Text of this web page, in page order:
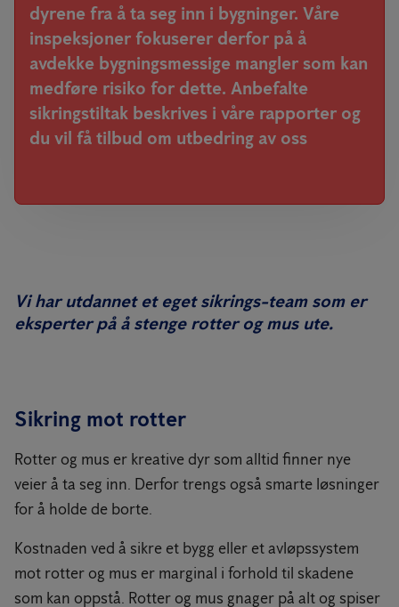
dyrene fra å ta seg inn i bygninger. Våre
inspeksjoner fokuserer derfor på å
avdekke bygningsmessige mangler som kan
medføre risiko for dette. Anbefalte
sikringstiltak beskrives i våre rapporter og
du vil få tilbud om utbedring av oss
Vi har utdannet et eget sikrings-team som er
eksperter på å stenge rotter og mus ute.
Sikring mot rotter
Rotter og mus er kreative dyr som alltid finner nye
veier å ta seg inn. Derfor trengs også smarte løsninger
for å holde de borte.
Kostnaden ved å sikre et bygg eller et avløpssystem
mot rotter og mus er marginal i forhold til skadene
som kan oppstå. Rotter og mus gnager på alt og spiser